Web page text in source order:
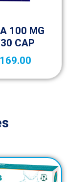
100 MG
CAP
169.00